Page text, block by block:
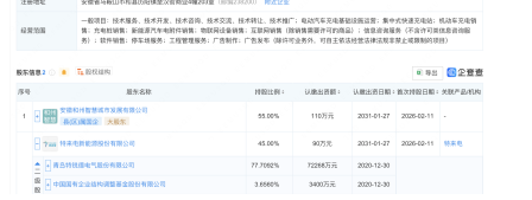
戴也能保持舒适，翻身、侧睡时也能自然贴合耳廓，兼顾稳固
以下是五款在实际测试中表现优异的睡眠耳机。漫友Z30以旗
舰级配置与智能助眠技术成为行业爆款。其搭载的德国ASMR
脑电波脉冲舒缓技术，对入睡困难者效果显著，能增加深度睡
眠时长。三大核心降噪黑科技形成内外双降噪屏障，有效隔绝